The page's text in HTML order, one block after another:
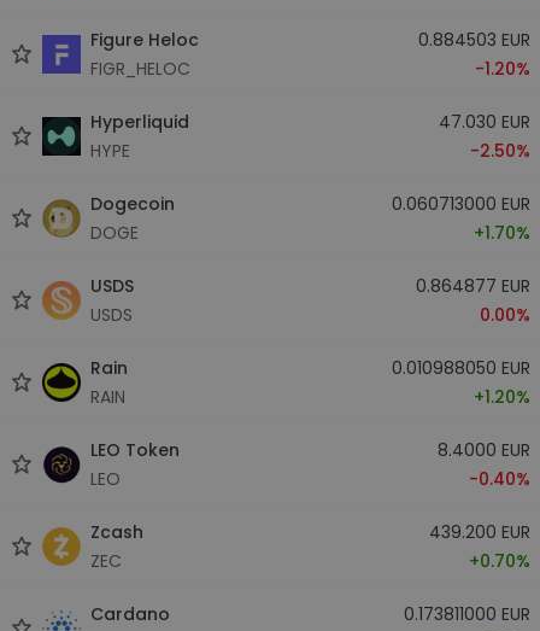
Figure Heloc
FIGR_HELOC
0.884503 EUR
-1.20%
Hyperliquid
HYPE
47.030 EUR
-2.50%
Dogecoin
DOGE
0.060713000 EUR
+1.70%
USDS
USDS
0.864877 EUR
0.00%
Rain
RAIN
0.010988050 EUR
+1.20%
LEO Token
LEO
8.4000 EUR
-0.40%
Zcash
ZEC
439.200 EUR
+0.70%
Cardano
0.173811000 EUR